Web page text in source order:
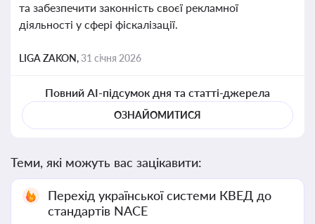
та забезпечити законність своєї рекламної
діяльності у сфері фіскалізації.
LIGA ZAKON,31 січня 2026
Повний AI-підсумок дня та статті-джерела
ОЗНАЙОМИТИСЯ
Теми, які можуть вас зацікавити:
Перехід української системи КВЕД до
стандартів NACE